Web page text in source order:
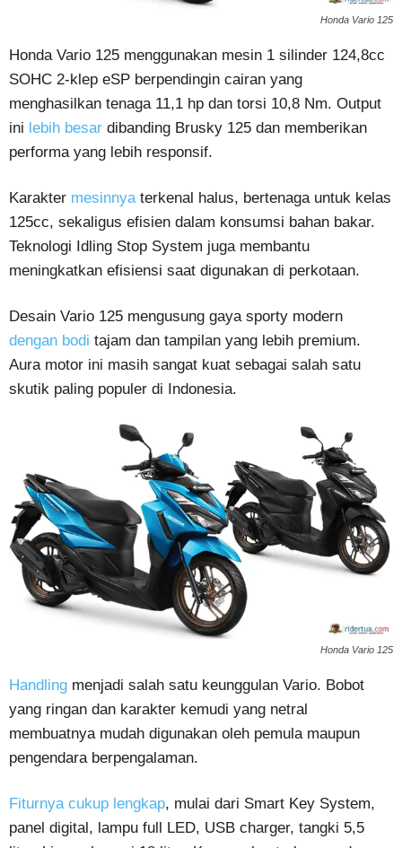
Honda Vario 125
Honda Vario 125 menggunakan mesin 1 silinder 124,8cc
SOHC 2-klep eSP berpendingin cairan yang
menghasilkan tenaga 11,1 hp dan torsi 10,8 Nm. Output
ini lebih besar dibanding Brusky 125 dan memberikan
performa yang lebih responsif.
Karakter mesinnyaterkenal halus, bertenaga untuk kelas
125cc, sekaligus efisien dalam konsumsi bahan bakar.
Teknologi Idling Stop System juga membantu
meningkatkan efisiensi saat digunakan di perkotaan.
Desain Vario 125 mengusung gaya sporty modern
dengan bodi tajam dan tampilan yang lebih premium.
Aura motor ini masih sangat kuat sebagai salah satu
skutik paling populer di Indonesia.
Honda Vario 125
Handling menjadi salah satu keunggulan Vario. Bobot
yang ringan dan karakter kemudi yang netral
membuatnya mudah digunakan oleh pemula maupun
pengendara berpengalaman.
Fiturnya cukup lengkap, mulai dari Smart Key System,
panel digital, lampu full LED, USB charger, tangki 5,5